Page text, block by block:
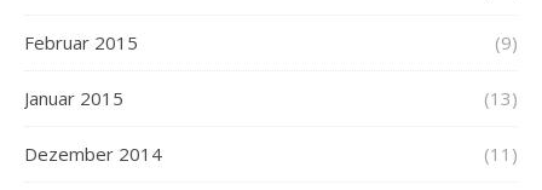
Februar 2015 (9)
Januar 2015 (13)
Dezember 2014 (11)